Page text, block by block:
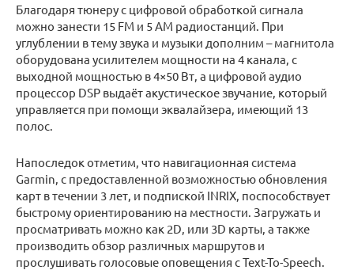
Благодаря тюнеру с цифровой обработкой сигнала
можно занести 15 FM и 5 AM радиостанций. При
углублении в тему звука и музыки дополним – магнитола
оборудована усилителем мощности на 4 канала, с
выходной мощностью в 4×50 Вт, а цифровой аудио
процессор DSP выдаёт акустическое звучание, который
управляется при помощи эквалайзера, имеющий 13
полос.
Напоследок отметим, что навигационная система
Garmin, с предоставленной возможностью обновления
карт в течении 3 лет, и подпиской INRIX, поспособствует
быстрому ориентированию на местности. Загружать и
просматривать можно как 2D, или 3D карты, а также
производить обзор различных маршрутов и
прослушивать голосовые оповещения с Text-To-Speech.